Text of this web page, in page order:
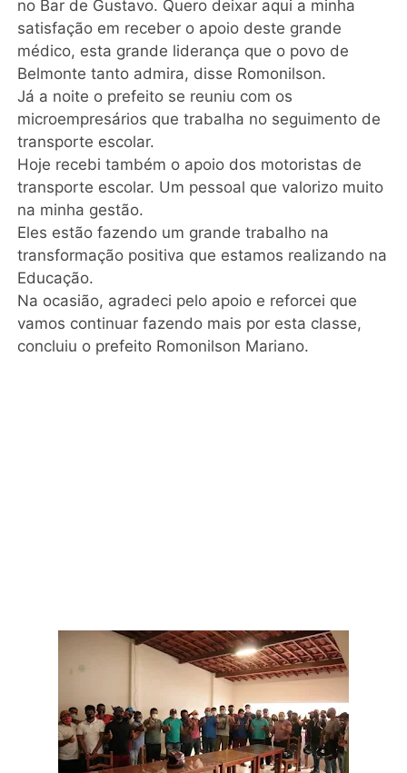
no Bar de Gustavo. Quero deixar aqui a minha
satisfação em receber o apoio deste grande
médico, esta grande liderança que o povo de
Belmonte tanto admira, disse Romonilson.
Já a noite o prefeito se reuniu com os
microempresários que trabalha no seguimento de
transporte escolar.
Hoje recebi também o apoio dos motoristas de
transporte escolar. Um pessoal que valorizo muito
na minha gestão.
Eles estão fazendo um grande trabalho na
transformação positiva que estamos realizando na
Educação.
Na ocasião, agradeci pelo apoio e reforcei que
vamos continuar fazendo mais por esta classe,
concluiu o prefeito Romonilson Mariano.